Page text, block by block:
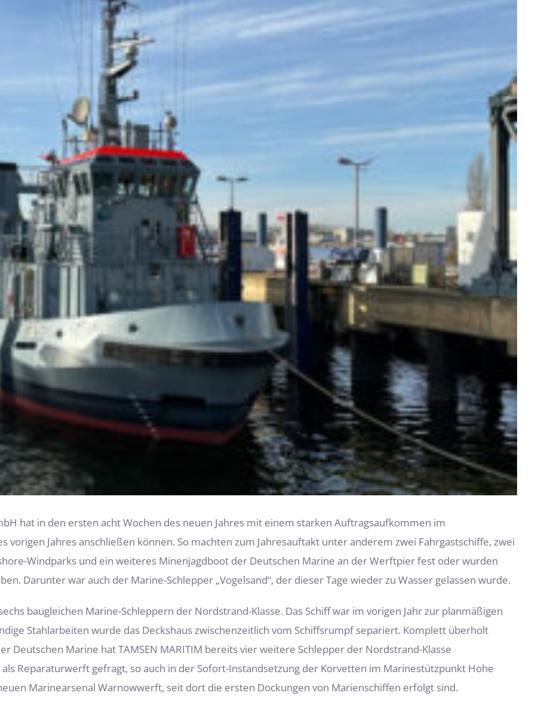
hat in den ersten acht Wochen des neuen Jahres mit einem starken Auftragsaufkommen im
Jahres anschließen können. So machten zum Jahresauftakt unter anderem zwei Fahrgastschiffe, zwei
Windparks und ein weiteres Minenjagdboot der Deutschen Marine an der Werftpier fest oder wurden
Darunter war auch der Marine-Schlepper „Vogelsand“, der dieser Tage wieder zu Wasser gelassen wurde.
baugleichen Marine-Schleppern der Nordstrand-Klasse. Das Schiff war im vorigen Jahr zur planmäßigen
Stahlarbeiten wurde das Deckshaus zwischenzeitlich vom Schiffsrumpf separiert. Komplett überholt
Deutschen Marine hat TAMSEN MARITIM bereits vier weitere Schlepper der Nordstrand-Klasse
Reparaturwerft gefragt, so auch in der Sofort-Instandsetzung der Korvetten im Marinestützpunkt Hohe
Marinearsenal Warnowwerft, seit dort die ersten Dockungen von Marienschiffen erfolgt sind.